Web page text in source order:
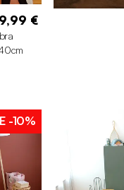
€
-10%